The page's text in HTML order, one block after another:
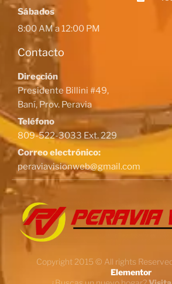
Sábados
8:00 AM a 12:00 PM
Contacto
Dirección
Presidente Billini #49,
Baní, Prov. Peravia
Teléfono
809-522-3033 Ext. 229
Correo electrónico:
peraviavisionweb@gmail.com
Copyright 2015 © All rights
Elementor